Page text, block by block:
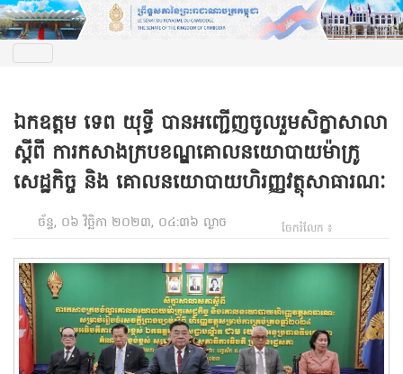
ឯកឧត្តម ទេព យុទ្ធី បានអញ្ជើញចូលរួមសិក្ខាសាលា
ស្ដីពី ការកសាងក្របខណ្ឌគោលនយោបាយម៉ាក្រូ
សេដ្ឋកិច្ច និង គោលនយោបាយហិរញ្ញវត្ថុសាធារណៈ
ច័ន្ទ, ០៦ វិច្ឆិកា ២០២៣, ០៤:៣៦ ល្ងាច ចែករំលែក ៖